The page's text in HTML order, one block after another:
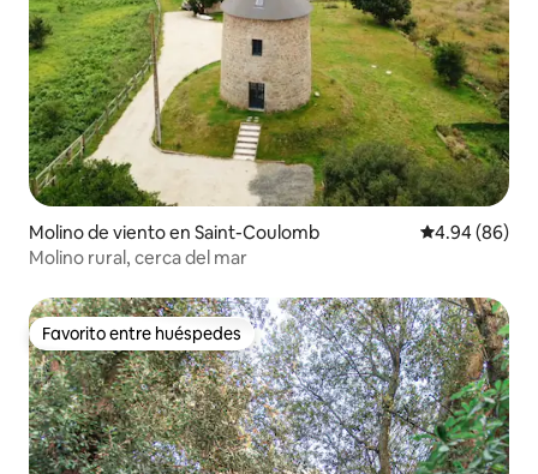
Molino de viento en Saint-Coulomb Calificación
4.94 (86)
Molino rural, cerca del mar
Favorito entre huéspedes
Favorito entre huéspedes